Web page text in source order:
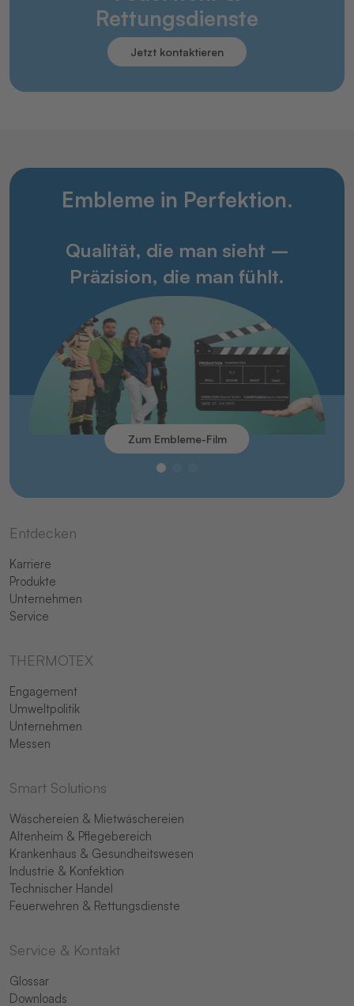
Rettungsdienste
Jetzt kontaktieren
Embleme in Perfektion.
Qualität, die man sieht –
Präzision, die man fühlt.
Zum Embleme-Film
Entdecken
Karriere
Produkte
Unternehmen
Service
THERMOTEX
Engagement
Umweltpolitik
Unternehmen
Messen
Smart Solutions
Wäschereien & Mietwäschereien
Altenheim & Pflegebereich
Krankenhaus & Gesundheitswesen
Industrie & Konfektion
Technischer Handel
Feuerwehren & Rettungsdienste
Service & Kontakt
Glossar
Downloads